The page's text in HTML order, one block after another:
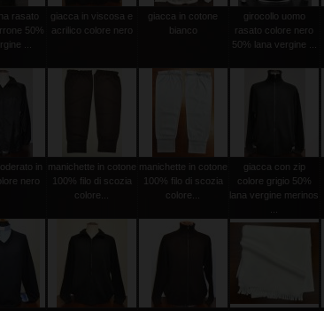
rasato
50%
...
giacca in viscosa e
acrilico colore nero
giacca in cotone
bianco
girocollo uomo
rasato colore nero
50% lana vergine ...
in
nero
manichette in cotone
100% filo di scozia
colore...
manichette in cotone
100% filo di scozia
colore...
giacca con zip
colore grigio 50%
lana vergine merinos